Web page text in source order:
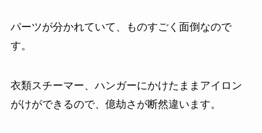
パーツが分かれていて、ものすごく面倒なので
す。
衣類スチーマー、ハンガーにかけたままアイロン
がけができるので、億劫さが断然違います。